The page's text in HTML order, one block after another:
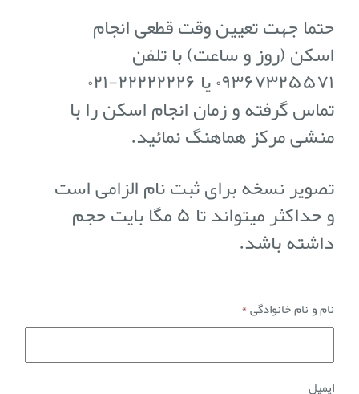
حتما جهت تعیین وقت قطعی انجام
اسکن (روز و ساعت) با تلفن
۰۹۳۶۷۳۲۵۵۷۱ یا ۲۲۲۲۲۲۲۶-۰۲۱
تماس گرفته و زمان انجام اسکن را با
منشی مرکز هماهنگ نمائید .
تصویر نسخه برای ثبت نام الزامی است
و حداکثر میتواند تا ۵ مگا بایت حجم
داشته باشد.
نام و نام خانوادگی *
ایمیل